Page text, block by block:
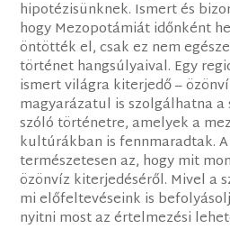
hipotézisünknek. Ismert és
hogy Mezopotámiát időnként
öntötték el, csak ez nem
történet hangsúlyaival. Egy
ismert világra kiterjedő –
magyarázatul is szolgálhatna a
szóló történetre, amelyek a
kultúrákban is fennmaradtak.
természetesen az, hogy mit
özönvíz kiterjedéséről. Mivel a
mi előfeltevéseink is
nyitni most az értelmezési